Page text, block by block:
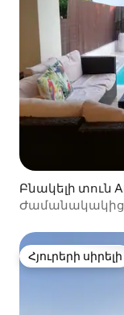
Բնակելի տուն
Հյուրերի սիրելի
Հյուրերի սիրելի